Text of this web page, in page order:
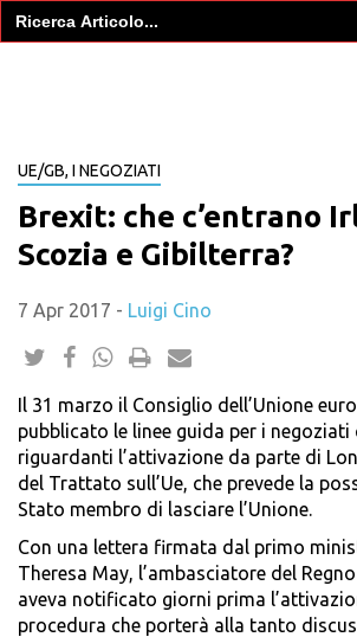
Search
for:
UE/GB, I NEGOZIATI
Brexit: che c’entrano
Scozia e Gibilterra?
7 Apr 2017 - Luigi Cino
Il 31 marzo il Consiglio dell’Unione
pubblicato le linee guida per i negoziati
riguardanti l’attivazione da parte di
del Trattato sull’Ue, che prevede la
Stato membro di lasciare l’Unione.
Con una lettera firmata dal primo
Theresa May, l’ambasciatore del
aveva notificato giorni prima
procedura che porterà alla tanto